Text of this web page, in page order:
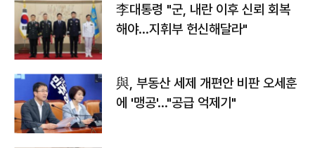
李대통령 "군, 내란 이후 신뢰 회복
해야…지휘부 헌신해달라"
與, 부동산 세제 개편안 비판 오세훈
에 '맹공'…"공급 억제기"